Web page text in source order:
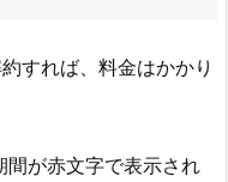
すれば、料金はかかり
間が赤文字で表示され